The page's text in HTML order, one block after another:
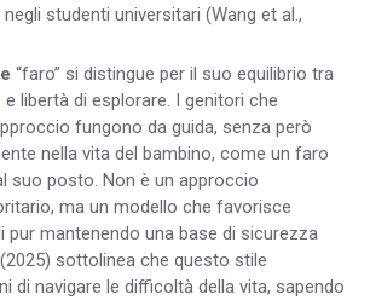
studenti universitari (Wang et al.,
“faro” si distingue per il suo equilibrio tra
libertà di esplorare. I genitori che
fungono da guida, senza però
nella vita del bambino, come un faro
suo posto. Non è un approccio
ma un modello che favorisce
pur mantenendo una base di sicurezza
sottolinea che questo stile
di navigare le difficoltà della vita, sapendo